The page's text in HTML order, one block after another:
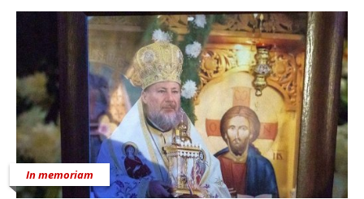
In memoriam